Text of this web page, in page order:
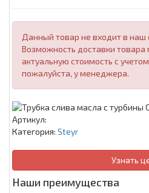
Данный товар не входит в наш
Возможность доставки товара
актуальную стоимость с
пожалуйста, у менеджера.
Артикул:
Категория: Steyr
Узнать
Наши преимущества